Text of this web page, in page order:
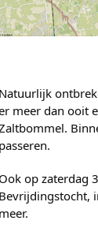
Natuurlijk
meer dan ooit
passeren.
Ook op zaterdag
Bevrijdingstocht,
meer.